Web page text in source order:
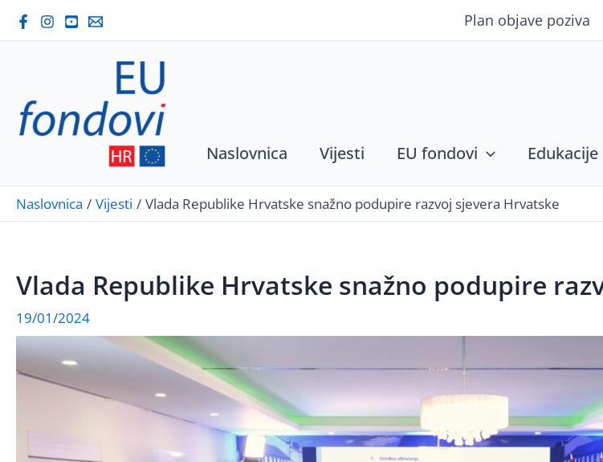
Skip
Plan objave poziva
Naslovnica Vijesti EU fondovi Edukacije
Naslovnica Vijesti Vlada Republike Hrvatske snažno podupire razvoj sjevera Hrvatske
Vlada Republike Hrvatske snažno podupire
19/01/2024